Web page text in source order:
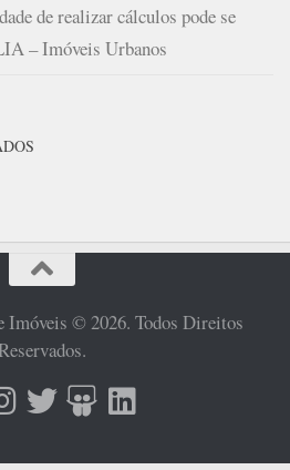
de realizar cálculos pode se
– Imóveis Urbanos
Imóveis © 2026. Todos Direitos